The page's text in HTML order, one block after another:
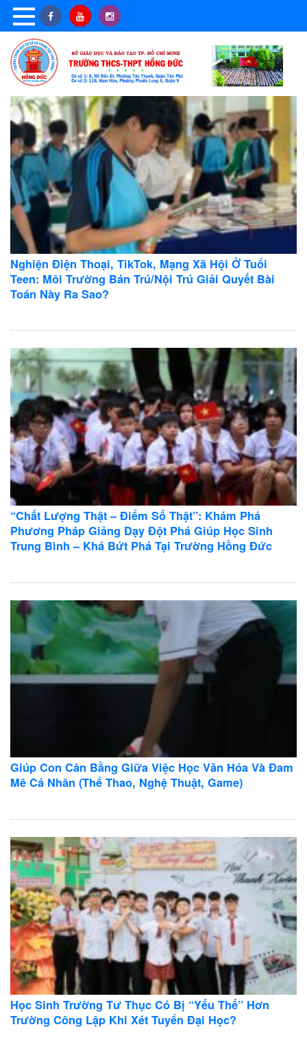
Nghiện Điện Thoại, TikTok, Mạng Xã Hội Ở Tuổi
Teen: Môi Trường Bán Trú/Nội Trú Giải Quyết Bài
Toán Này Ra Sao?
“Chất Lượng Thật – Điểm Số Thật”: Khám Phá
Phương Pháp Giảng Dạy Đột Phá Giúp Học Sinh
Trung Bình – Khá Bứt Phá Tại Trường Hồng Đức
Giúp Con Cân Bằng Giữa Việc Học Văn Hóa Và Đam
Mê Cá Nhân (Thể Thao, Nghệ Thuật, Game)
Học Sinh Trường Tư Thục Có Bị “Yếu Thế” Hơn
Trường Công Lập Khi Xét Tuyển Đại Học?